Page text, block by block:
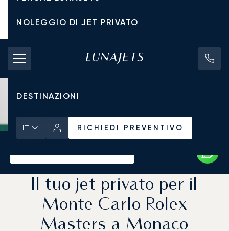
NOLEGGIO DI JET PRIVATO
TARIFFE DI NOLEGGIO
JET PRIVATI
DESTINAZIONI
IT RICHIEDI PREVENTIVO
Il tuo jet privato per il
Monte Carlo Rolex
Masters a Monaco